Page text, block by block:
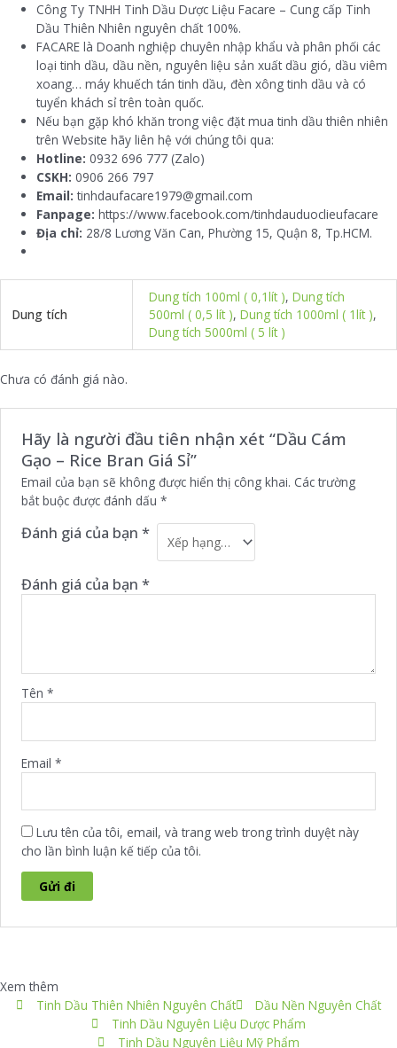
Công Ty TNHH Tinh Dầu Dược Liệu Facare – Cung cấp Tinh
Dầu Thiên Nhiên nguyên chất 100%.
FACARE là Doanh nghiệp chuyên nhập khẩu và phân phối các
loại tinh dầu, dầu nền, nguyên liệu sản xuất dầu gió, dầu viêm
xoang… máy khuếch tán tinh dầu, đèn xông tinh dầu và có
tuyển khách sỉ trên toàn quốc.
Nếu bạn gặp khó khăn trong việc đặt mua tinh dầu thiên nhiên
trên Website hãy liên hệ với chúng tôi qua:
Hotline: 0932 696 777 (Zalo)
CSKH: 0906 266 797
Email: tinhdaufacare1979@gmail.com
Fanpage: https://www.facebook.com/tinhdauduoclieufacare
Địa chỉ: 28/8 Lương Văn Can, Phường 15, Quận 8, Tp.HCM.
Dung tích
Dung tích 100ml ( 0,1lít ),Dung tích
500ml ( 0,5 lít ),Dung tích 1000ml ( 1lít ),
Dung tích 5000ml ( 5 lít )
Chưa có đánh giá nào.
Hãy là người đầu tiên nhận xét “Dầu Cám
Gạo – Rice Bran Giá Sỉ”
Email của bạn sẽ không được hiển thị công khai. Các trường
bắt buộc được đánh dấu *
Đánh giá của bạn *
Đánh giá của bạn *
Tên *
Email *
Lưu tên của tôi, email, và trang web trong trình duyệt này
cho lần bình luận kế tiếp của tôi.
Xem thêm
Tinh Dầu Thiên Nhiên Nguyên Chất
Dầu Nền Nguyên Chất
Tinh Dầu Nguyên Liệu Dược Phẩm
Tinh Dầu Nguyên Liệu Mỹ Phẩm